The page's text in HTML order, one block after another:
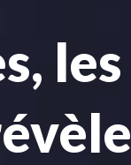
les